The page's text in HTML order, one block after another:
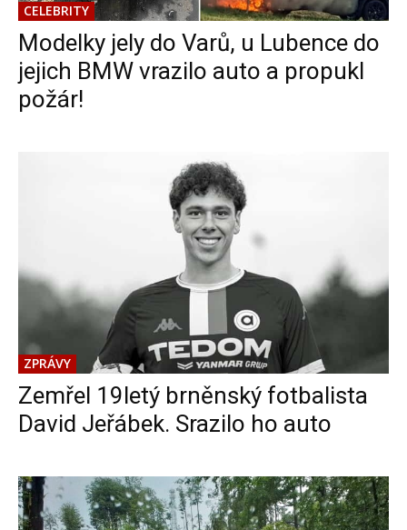
CELEBRITY
Modelky jely do Varů, u Lubence do
jejich BMW vrazilo auto a propukl
požár!
ZPRÁVY
Zemřel 19letý brněnský fotbalista
David Jeřábek. Srazilo ho auto